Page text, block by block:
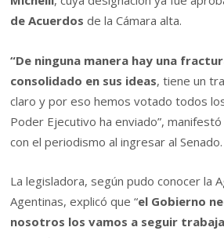
de Acuerdos de la Cámara alta.
“De ninguna manera hay una
consolidado en sus ideas, tiene un
claro y por eso hemos votado todos
Poder Ejecutivo ha enviado”,
con el periodismo al ingresar al Senado.
La legisladora, según pudo conocer la
Agentinas, explicó que “el Gobierno
nosotros los vamos a seguir